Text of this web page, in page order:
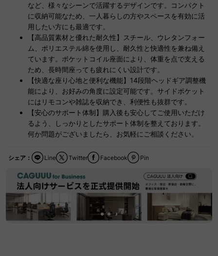
など、様々なシーンで活躍するデザインです。コンパクト
に収納可能なため、一人暮らしの方やスペースを有効に活
用したい方にも最適です。
【高品質素材と優れた耐久性】スチール、ウレタンフォー
ム、ポリエステル綿を使用し、耐久性と快適性を兼ね備え
ています。ポケットコイル座面により、体重を点で支える
ため、長時間座っても疲れにくい設計です。
【快適な座り心地と便利な機能】14段階ヘッドギア調整機
能により、お好みの角度に設定可能です。サイドポケット
にはリモコンや雑誌を収納でき、利便性も抜群です。
【安心のサポート体制】購入後も安心してご使用いただけ
るよう、しっかりとしたサポート体制を整えております。
何か問題がございましたら、お気軽にご相談ください。
シェア： Facebook
Twitter Pin
Line